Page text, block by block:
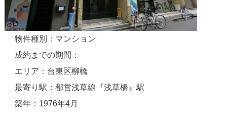
物件種別：マンション
成約までの期間：
エリア：台東区柳橋
最寄り駅：都営浅草線『浅草橋』駅
築年：1976年4月